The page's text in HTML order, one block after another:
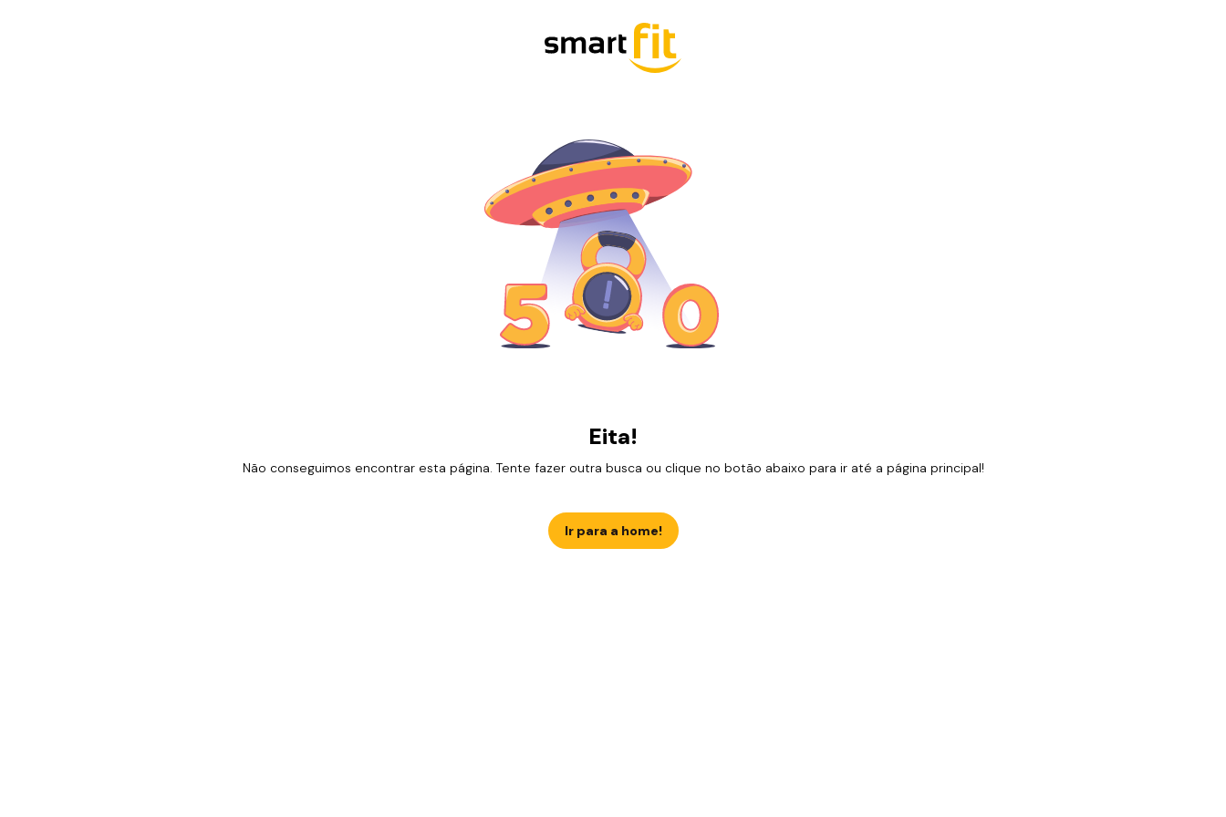
Eita!
Não conseguimos encontrar esta página. Tente fazer outra busca ou clique no botão abaixo para ir até a página principal!
Ir para a home!